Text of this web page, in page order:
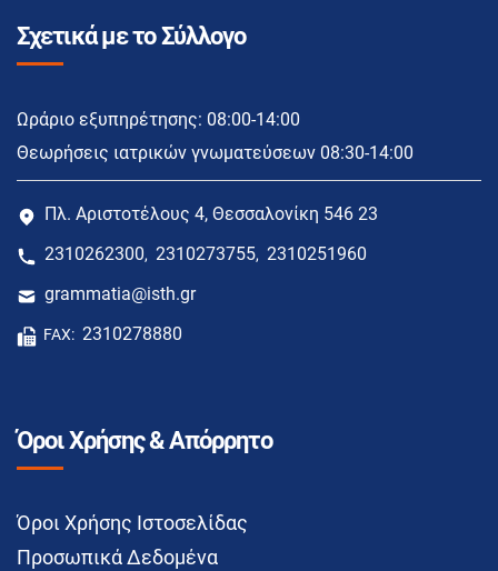
Σχετικά με το Σύλλογο
Ωράριο εξυπηρέτησης: 08:00-14:00
Θεωρήσεις ιατρικών γνωματεύσεων 08:30-14:00
Πλ. Αριστοτέλους 4, Θεσσαλονίκη 546 23
2310262300, 2310273755, 2310251960
grammatia@isth.gr
FAX: 2310278880
Όροι Χρήσης & Απόρρητο
Όροι Χρήσης Ιστοσελίδας
Προσωπικά Δεδομένα